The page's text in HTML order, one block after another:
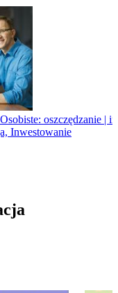
oszczędzanie |
Inwestowanie